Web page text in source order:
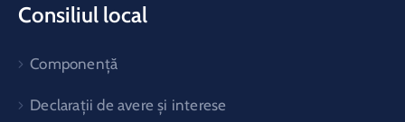
Consiliul local
Componență
Declarații de avere și interese